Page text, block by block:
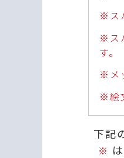
※ス
※ス
す。
※メ
※絵
下記
※